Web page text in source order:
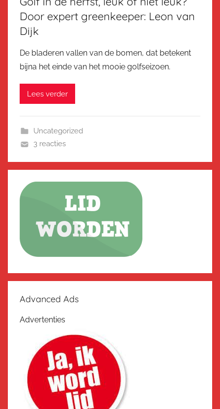
Door expert greenkeeper: Leon van
Dijk
De bladeren vallen van de bomen, dat betekent
bijna het einde van het mooie golfseizoen.
Lees verder
Uncategorized
3 reacties
Advanced Ads
Advertenties